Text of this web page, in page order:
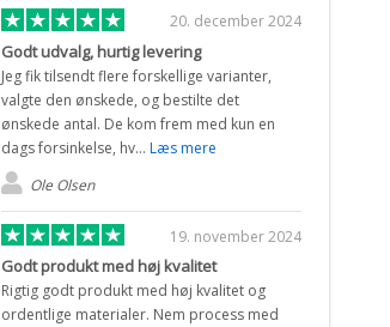
20. december 2024
Godt udvalg, hurtig levering
Jeg fik tilsendt flere forskellige varianter,
valgte den ønskede, og bestilte det
ønskede antal. De kom frem med kun en
dags forsinkelse, hv...Læs mere
Ole Olsen
19. november 2024
Godt produkt med høj kvalitet
Rigtig godt produkt med høj kvalitet og
ordentlige materialer. Nem process med